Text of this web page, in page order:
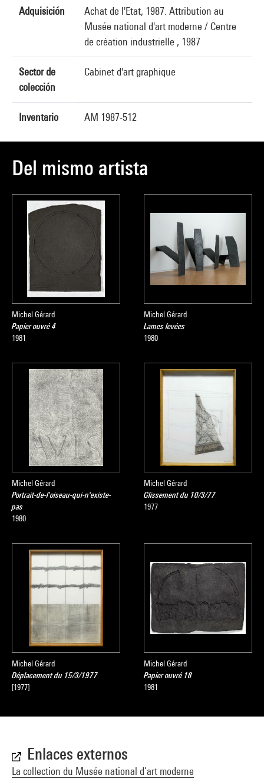
Adquisición
Achat de l'Etat, 1987. Attribution au
Musée national d'art moderne / Centre
de création industrielle , 1987
Sector de
colección
Cabinet d'art graphique
Inventario AM 1987-512
Del mismo artista
Michel Gérard
Papier ouvré 4
1981
Michel Gérard
Lames levées
1980
Michel Gérard
Portrait-de-l'oiseau-qui-n'existe-
pas
1980
Michel Gérard
Glissement du 10/3/77
1977
Michel Gérard
Déplacement du 15/3/1977
[1977]
Michel Gérard
Papier ouvré 18
1981
Enlaces externos
La collection du Musée national d’art moderne